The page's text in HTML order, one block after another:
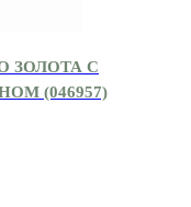
ЗОЛОТА С
(046957)